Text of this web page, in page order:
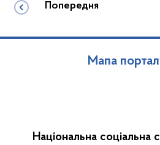
Попередня
Мапа
Національна соціальна